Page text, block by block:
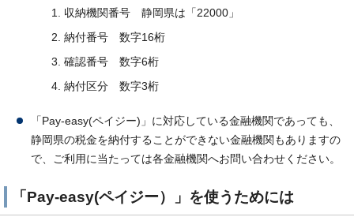
収納機関番号 静岡県は「22000」
納付番号 数字16桁
確認番号 数字6桁
納付区分 数字3桁
「Pay-easy(ペイジー)」に対応している金融機関であっても、
静岡県の税金を納付することができない金融機関もありますの
で、ご利用に当たっては各金融機関へお問い合わせください。
「Pay-easy(ペイジー）」を使うためには